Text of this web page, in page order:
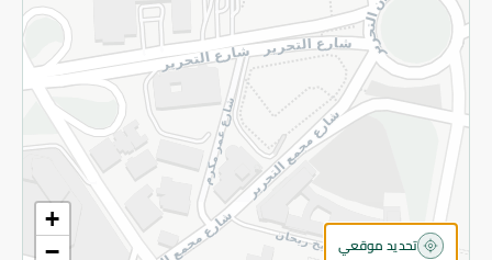
+
−
تحديد موقعي
©2026 - Spinneys | جميع الحقوق محفوظة